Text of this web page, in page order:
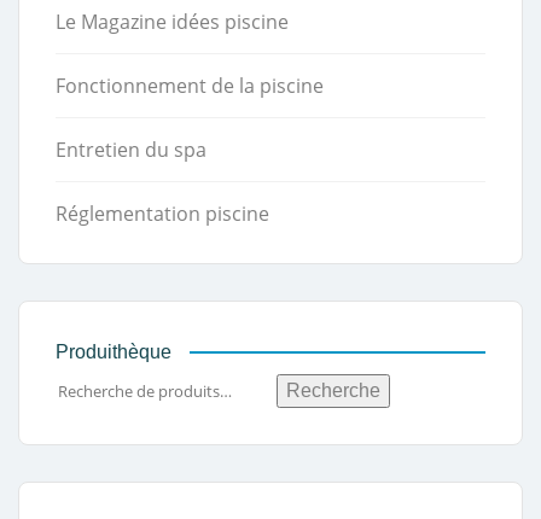
Le Magazine idées piscine
Fonctionnement de la piscine
Entretien du spa
Réglementation piscine
Produithèque
Recherche